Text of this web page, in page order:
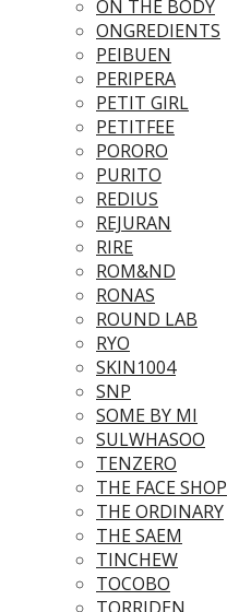
ON THE BODY
ONGREDIENTS
PEIBUEN
PERIPERA
PETIT GIRL
PETITFEE
PORORO
PURITO
REDIUS
REJURAN
RIRE
ROM&ND
RONAS
ROUND LAB
RYO
SKIN1004
SNP
SOME BY MI
SULWHASOO
TENZERO
THE FACE SHOP
THE ORDINARY
THE SAEM
TINCHEW
TOCOBO